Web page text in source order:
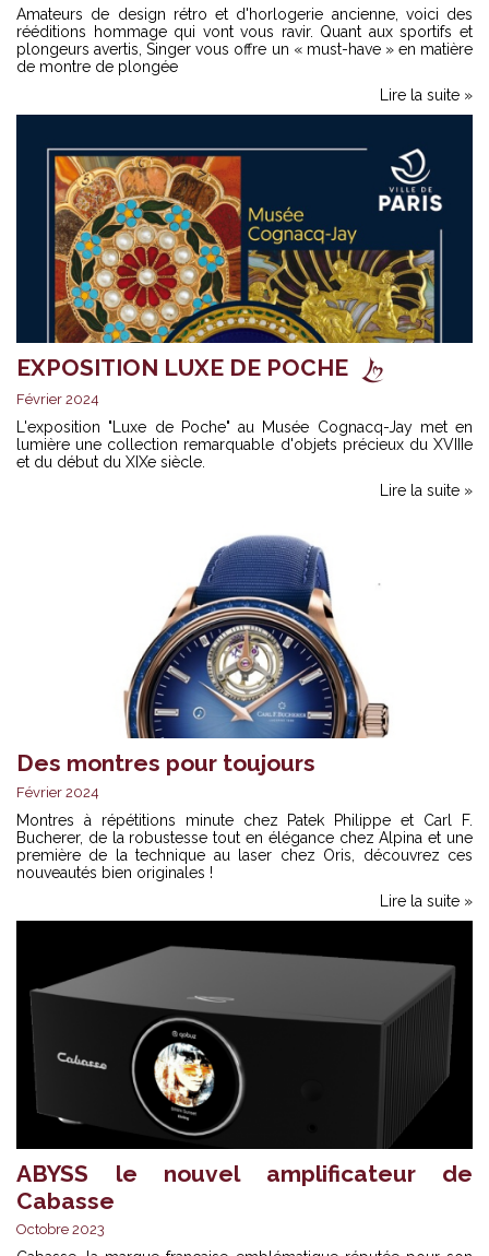
Amateurs de design rétro et d'horlogerie ancienne, voici des
rééditions hommage qui vont vous ravir. Quant aux sportifs et
plongeurs avertis, Singer vous offre un « must-have » en matière
de montre de plongée
Lire la suite »
EXPOSITION LUXE DE POCHE
Février 2024
L'exposition "Luxe de Poche" au Musée Cognacq-Jay met en
lumière une collection remarquable d'objets précieux du XVIIIe
et du début du XIXe siècle.
Lire la suite »
Des montres pour toujours
Février 2024
Montres à répétitions minute chez Patek Philippe et Carl F.
Bucherer, de la robustesse tout en élégance chez Alpina et une
première de la technique au laser chez Oris, découvrez ces
nouveautés bien originales !
Lire la suite »
ABYSS le nouvel amplificateur de
Cabasse
Octobre 2023